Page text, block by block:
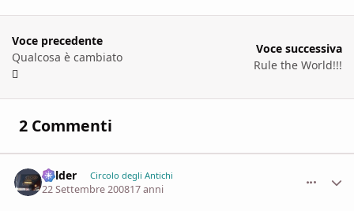
Voce precedente
Qualcosa è cambiato
Voce successiva
Rule the World!!!
2 Commenti
Balder Circolo degli Antichi
22 Settembre 200817 anni